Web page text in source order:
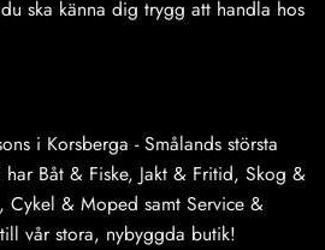
ska känna dig trygg att handla hos
i Korsberga - Smålands största
har Båt & Fiske, Jakt & Fritid, Skog &
Cykel & Moped samt Service &
vår stora, nybyggda butik!